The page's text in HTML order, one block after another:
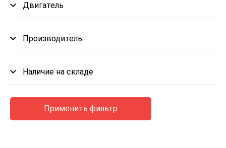
Двигатель
Производитель
Наличие на складе
Применить фильтр